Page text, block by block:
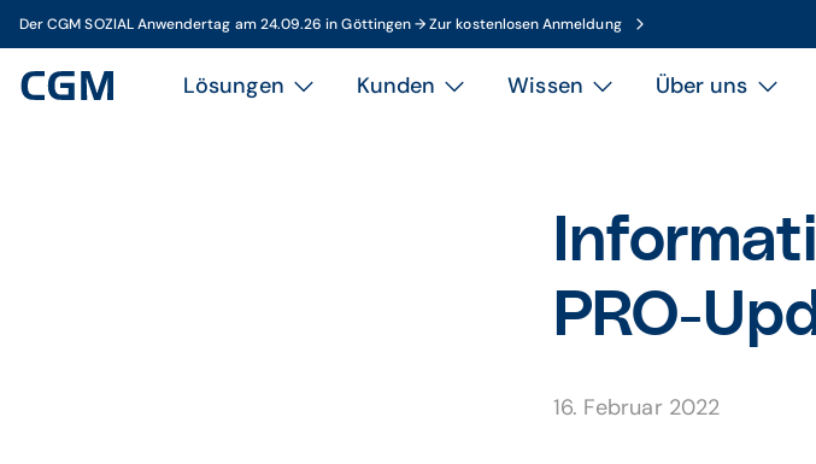
Der CGM SOZIAL Anwendertag am 24.09.26 in Göttingen → Zur kostenlosen Anmeldung
Lösungen Kunden Wissen Über uns
PRO-
16. Februar 2022